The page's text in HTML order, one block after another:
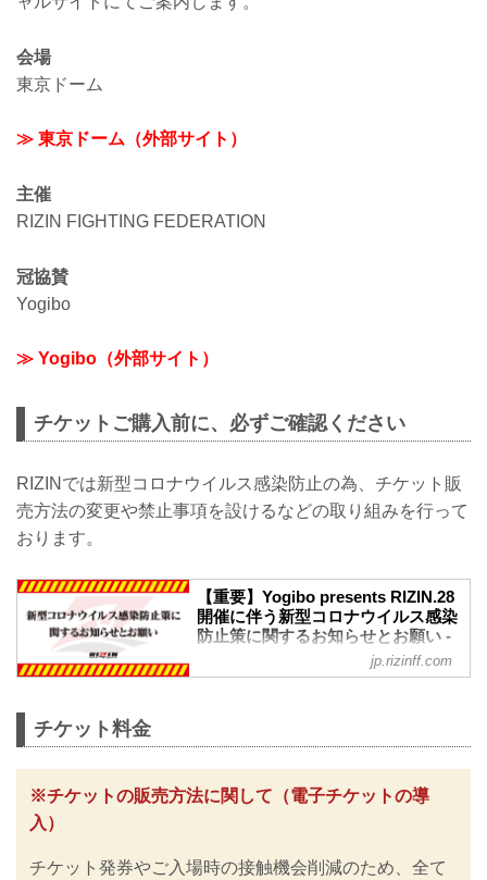
会場
東京ドーム
≫ 東京ドーム（外部サイト）
主催
RIZIN FIGHTING FEDERATION
冠協賛
Yogibo
≫ Yogibo（外部サイト）
チケットご購入前に、必ずご確認ください
RIZINでは新型コロナウイルス感染防止の為、チケット販
売方法の変更や禁止事項を設けるなどの取り組みを行って
おります。
【重要】Yogibo presents RIZIN.28
開催に伴う新型コロナウイルス感染
防止策に関するお知らせとお願い -
RIZIN FIGHTING FEDERATION オ
フィシャルサイト
い。
RIZINではイベント開催に際し、日本スポ
ーツ協会が作成した「スポーツイベント
の再開に向けた感染拡大予防ガイドライ
た禁止事項を設けるなどの取り組みを行
jp.rizinff.com
チケット料金
※チケットの販売方法に関して（電子チケットの導
入）
チケット発券やご入場時の接触機会削減のため、全て